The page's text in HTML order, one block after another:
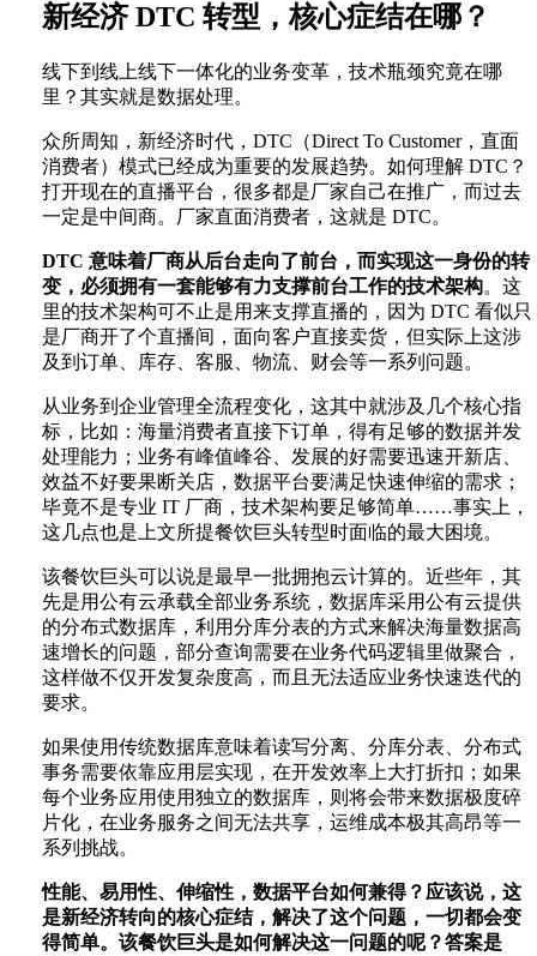
新经济 DTC 转型，核心症结在哪？
线下到线上线下一体化的业务变革，技术瓶颈究竟在哪
里？其实就是数据处理。
众所周知，新经济时代，DTC（Direct To Customer，直面
消费者）模式已经成为重要的发展趋势。如何理解 DTC？
打开现在的直播平台，很多都是厂家自己在推广，而过去
一定是中间商。厂家直面消费者，这就是 DTC。
DTC 意味着厂商从后台走向了前台，而实现这一身份的转
变，必须拥有一套能够有力支撑前台工作的技术架构。这
里的技术架构可不止是用来支撑直播的，因为 DTC 看似只
是厂商开了个直播间，面向客户直接卖货，但实际上这涉
及到订单、库存、客服、物流、财会等一系列问题。
从业务到企业管理全流程变化，这其中就涉及几个核心指
标，比如：海量消费者直接下订单，得有足够的数据并发
处理能力；业务有峰值峰谷、发展的好需要迅速开新店、
效益不好要果断关店，数据平台要满足快速伸缩的需求；
毕竟不是专业 IT 厂商，技术架构要足够简单……事实上，
这几点也是上文所提餐饮巨头转型时面临的最大困境。
该餐饮巨头可以说是最早一批拥抱云计算的。近些年，其
先是用公有云承载全部业务系统，数据库采用公有云提供
的分布式数据库，利用分库分表的方式来解决海量数据高
速增长的问题，部分查询需要在业务代码逻辑里做聚合，
这样做不仅开发复杂度高，而且无法适应业务快速迭代的
要求。
如果使用传统数据库意味着读写分离、分库分表、分布式
事务需要依靠应用层实现，在开发效率上大打折扣；如果
每个业务应用使用独立的数据库，则将会带来数据极度碎
片化，在业务服务之间无法共享，运维成本极其高昂等一
系列挑战。
性能、易用性、伸缩性，数据平台如何兼得？应该说，这
是新经济转向的核心症结，解决了这个问题，一切都会变
得简单。该餐饮巨头是如何解决这一问题的呢？答案是